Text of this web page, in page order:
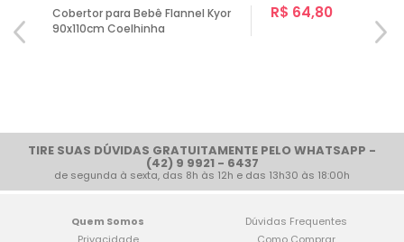
Cobertor para Bebê Flannel Kyor
90x110cm Coelhinha
R$ 64,80
TIRE SUAS DÚVIDAS GRATUITAMENTE PELO WHATSAPP -
(42) 9 9921 - 6437
de segunda à sexta, das 8h às 12h e das 13h30 às 18:00h
Quem Somos
Dúvidas Frequentes